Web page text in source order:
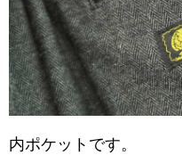
内ポケットです。